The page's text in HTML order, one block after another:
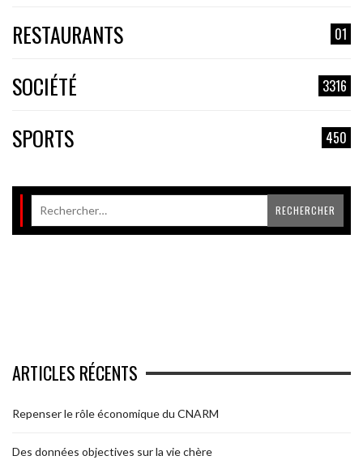
RESTAURANTS 01
SOCIÉTÉ 3316
SPORTS 450
ARTICLES RÉCENTS
Repenser le rôle économique du CNARM
Des données objectives sur la vie chère